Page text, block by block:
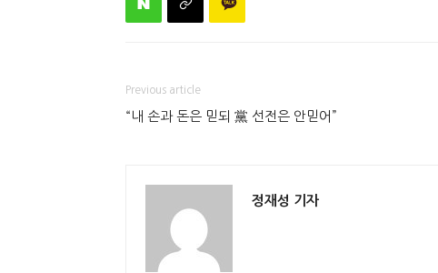
Previous article
“내 손과 돈은 믿되 黨 선전은 안믿어”
정재성 기자